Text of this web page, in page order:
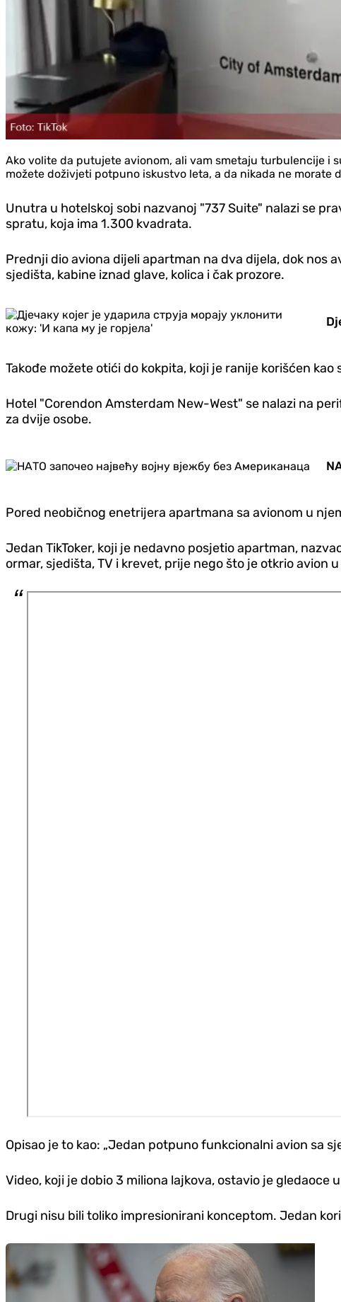
Ako volite da putujete avionom, ali vam smetaju turbulencije i
možete doživjeti potpuno iskustvo leta, a da nikada ne morate
Unutra u hotelskoj sobi nazvanoj "737 Suite" nalazi se
spratu, koja ima 1.300 kvadrata.
Prednji dio aviona dijeli apartman na dva dijela, dok nos
sjedišta, kabine iznad glave, kolica i čak prozore.
Takođe možete otići do kokpita, koji je ranije korišćen
Hotel "Corendon Amsterdam New-West" se nalazi na
za dvije osobe.
Pored neobičnog enetrijera apartmana sa avionom u
Jedan TikToker, koji je nedavno posjetio apartman,
ormar, sjedišta, TV i krevet, prije nego što je otkrio avion
Opisao je to kao: „Jedan potpuno funkcionalni avion sa
Video, koji je dobio 3 miliona lajkova, ostavio je gledaoce
Drugi nisu bili toliko impresionirani konceptom. Jedan